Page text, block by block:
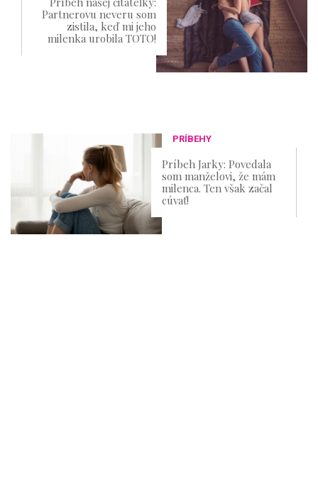
Partnerovu neveru som
zistila, keď mi jeho
milenka urobila TOTO!
PRÍBEHY
Príbeh Jarky: Povedala
som manželovi, že mám
milenca. Ten však začal
cúvať!